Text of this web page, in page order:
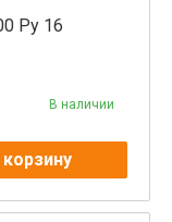
Ру 16
В наличии
корзину